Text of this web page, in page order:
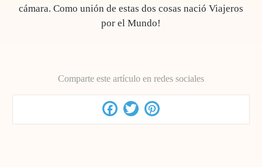
cámara. Como unión de estas dos cosas nació Viajeros
por el Mundo!
Comparte este artículo en redes sociales
Facebook
Twitter